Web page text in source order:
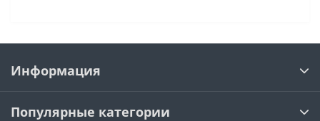
Информация
Популярные категории